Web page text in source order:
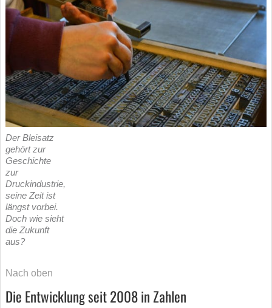
Der Bleisatz
gehört zur
Geschichte
zur
Druckindustrie,
seine Zeit ist
längst vorbei.
Doch wie sieht
die Zukunft
aus?
Nach oben
Die Entwicklung seit 2008 in Zahlen